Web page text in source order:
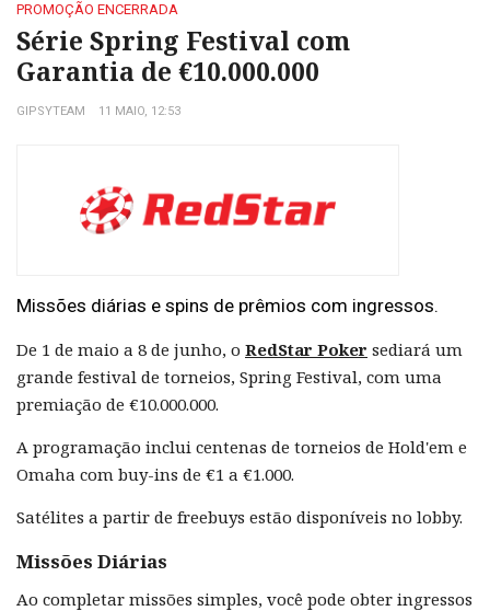
PROMOÇÃO ENCERRADA
Série Spring Festival com
Garantia de €10.000.000
GIPSYTEAM 11 MAIO, 12:53
Missões diárias e spins de prêmios com ingressos.
De 1 de maio a 8 de junho, o RedStar Poker sediará um
grande festival de torneios, Spring Festival, com uma
premiação de €10.000.000.
A programação inclui centenas de torneios de Hold'em e
Omaha com buy-ins de €1 a €1.000.
Satélites a partir de freebuys estão disponíveis no lobby.
Missões Diárias
Ao completar missões simples, você pode obter ingressos